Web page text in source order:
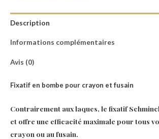
Description
Informations complémentaires
Avis (0)
Fixatif en bombe pour crayon et fusain
Contrairement aux laques, le fixatif
et offre une efficacité maximale pour tous
crayon ou au fusain.